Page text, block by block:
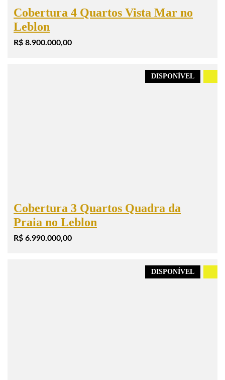
Cobertura 4 Quartos Vista Mar no
Leblon
R$ 8.900.000,00
DISPONÍVEL
Cobertura 3 Quartos Quadra da
Praia no Leblon
R$ 6.990.000,00
DISPONÍVEL